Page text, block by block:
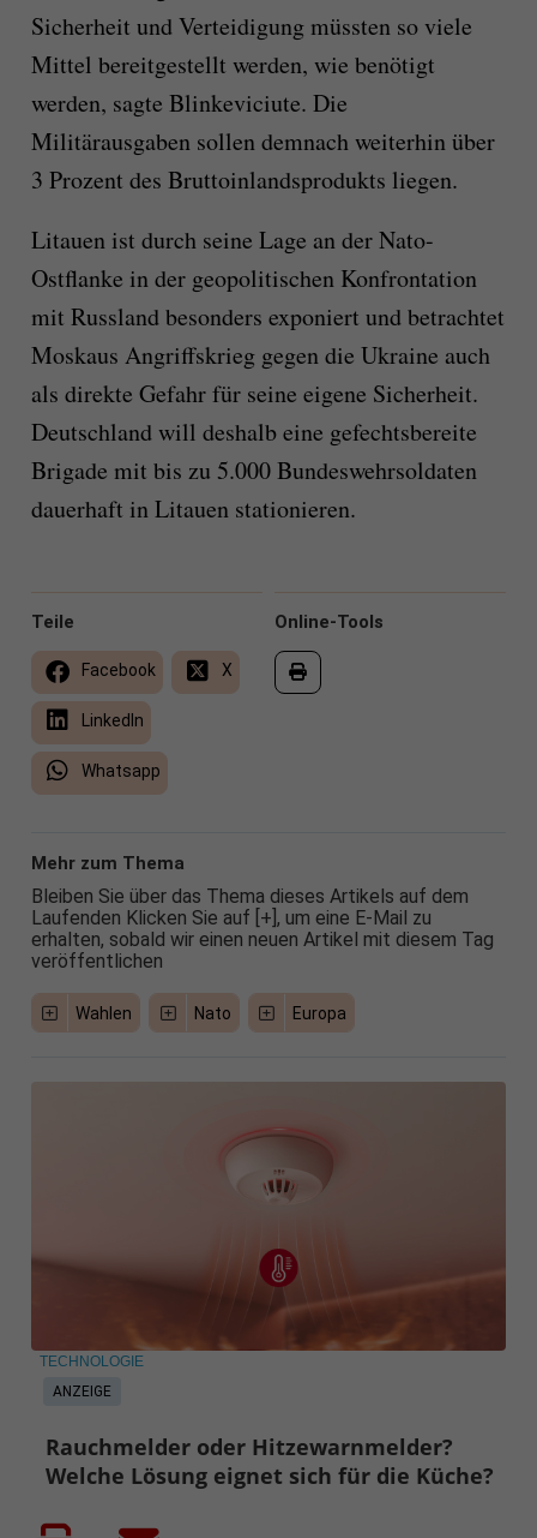
Sicherheit und Verteidigung müssten so viele
Mittel bereitgestellt werden, wie benötigt
werden, sagte Blinkeviciute. Die
Militärausgaben sollen demnach weiterhin über
3 Prozent des Bruttoinlandsprodukts liegen.
Litauen ist durch seine Lage an der Nato-
Ostflanke in der geopolitischen Konfrontation
mit Russland besonders exponiert und betrachtet
Moskaus Angriffskrieg gegen die Ukraine auch
als direkte Gefahr für seine eigene Sicherheit.
Deutschland will deshalb eine gefechtsbereite
Brigade mit bis zu 5.000 Bundeswehrsoldaten
dauerhaft in Litauen stationieren.
Online-Tools
Teile
Facebook X
LinkedIn
Whatsapp
Mehr zum Thema
Bleiben Sie über das Thema dieses Artikels auf dem
Laufenden Klicken Sie auf [+], um eine E-Mail zu
erhalten, sobald wir einen neuen Artikel mit diesem Tag
veröffentlichen
Wahlen Nato Europa
ANZEIGE
TECHNOLOGIE
Rauchmelder oder Hitzewarnmelder?
Welche Lösung eignet sich für die Küche?